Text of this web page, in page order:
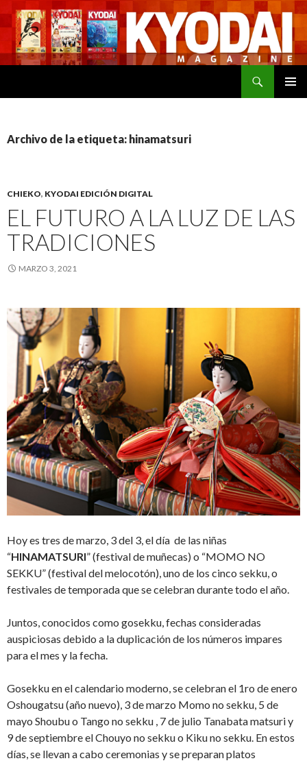
Archivo de la etiqueta: hinamatsuri
CHIEKO, KYODAI EDICIÓN DIGITAL
EL FUTURO A LA LUZ DE LAS
TRADICIONES
MARZO 3, 2021
Hoy es tres de marzo, 3 del 3, el día de las niñas
“HINAMATSURI” (festival de muñecas) o “MOMO NO
SEKKU” (festival del melocotón),uno de los cinco sekku, o
festivales de temporada que se celebran durante todo el año.
Juntos, conocidos como gosekku, fechas consideradas
auspiciosas debido a la duplicación de los números impares
para el mes y la fecha.
Gosekku en el calendario moderno, se celebran el 1ro de enero
Oshougatsu (año nuevo), 3 de marzo Momo no sekku, 5 de
mayo Shoubu o Tango no sekku , 7 de julio Tanabata matsuri y
9 de septiembre el Chouyo no sekku o Kiku no sekku. En estos
días, se llevan a cabo ceremonias y se preparan platos